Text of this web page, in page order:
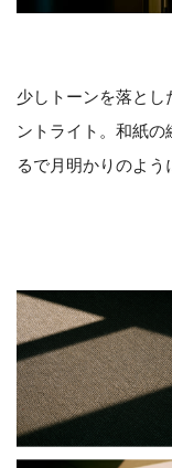
少しトーンを落と
ントライト。和紙
るで月明かりのよう